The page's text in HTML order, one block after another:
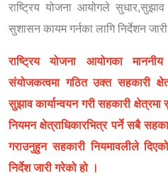
राष्ट्रिय योजना आयोगले सुधार,सुझाव
सुशासन कायम गर्नका लागि निर्देशन
राष्ट्रिय योजना आयोगका
संयोजकत्वमा गठित उक्त सहकारी
सुझाव कार्यान्वयन गरी सहकारी
नियमन क्षेत्राधिकारभित्र पर्ने सबै
गराउनुहुन सहकारी नियमावलीले
निर्देश जारी गरेको हो ।